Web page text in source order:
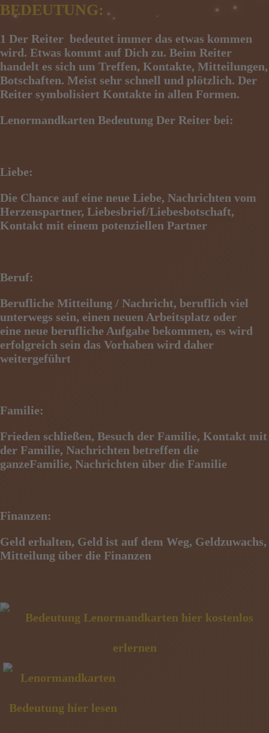
BEDEUTUNG:
1 Der Reiter bedeutet immer das etwas kommen
wird. Etwas kommt auf Dich zu. Beim Reiter
handelt es sich um Treffen, Kontakte, Mitteilungen,
Botschaften. Meist sehr schnell und plötzlich. Der
Reiter symbolisiert Kontakte in allen Formen.
Lenormandkarten Bedeutung Der Reiter bei:
Liebe:
Die Chance auf eine neue Liebe, Nachrichten vom
Herzenspartner, Liebesbrief/Liebesbotschaft,
Kontakt mit einem potenziellen Partner
Beruf:
Berufliche Mitteilung / Nachricht, beruflich viel
unterwegs sein, einen neuen Arbeitsplatz oder
eine neue berufliche Aufgabe bekommen, es wird
erfolgreich sein das Vorhaben wird daher
weitergeführt
Familie:
Frieden schließen, Besuch der Familie, Kontakt mit
der Familie, Nachrichten betreffen die
ganzeFamilie, Nachrichten über die Familie
Finanzen:
Geld erhalten, Geld ist auf dem Weg, Geldzuwachs,
Mitteilung über die Finanzen